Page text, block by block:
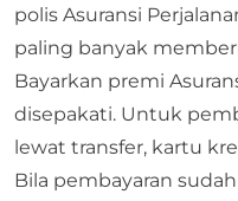
polis Asuransi
paling banyak
Bayarkan premi
disepakati. Untuk
lewat transfer, kartu
Bila pembayaran